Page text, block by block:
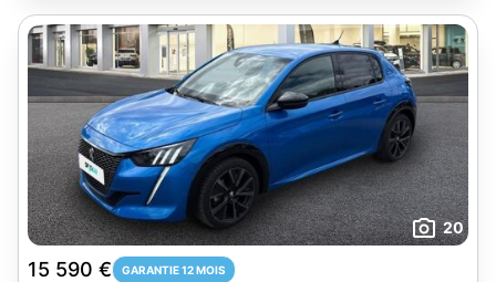
20
15 590 € GARANTIE 12 MOIS